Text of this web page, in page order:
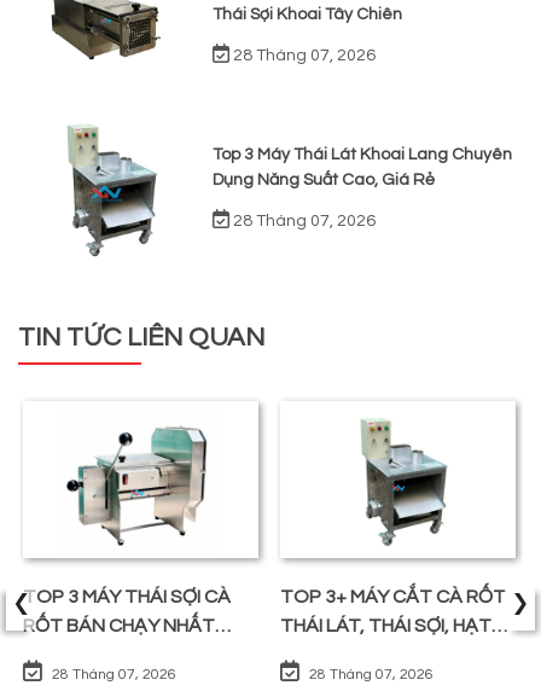
Thái Sợi Khoai Tây Chiên
28 Tháng 07, 2026
Top 3 Máy Thái Lát Khoai Lang Chuyên
Dụng Năng Suất Cao, Giá Rẻ
28 Tháng 07, 2026
TIN TỨC LIÊN QUAN
TOP 3 MÁY THÁI SỢI CÀ
RỐT BÁN CHẠY NHẤT
TRÊN THỊ TRƯỜNG
28 Tháng 07, 2026
TOP 3+ MÁY CẮT CÀ RỐT
THÁI LÁT, THÁI SỢI, HẠT
LỰU
28 Tháng 07, 2026
‹ ›